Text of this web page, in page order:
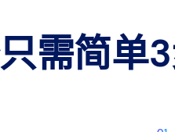
需简单